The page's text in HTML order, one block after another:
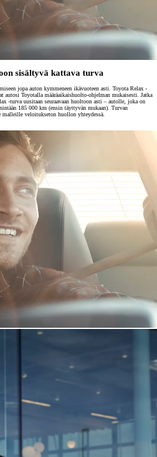
sisältyvä kattava turva
jopa auton kymmeneen ikävuoteen asti. Toyota Relax -
Toyotalla määräaikaishuolto-ohjelman mukaisesti. Jatka
-turva uusitaan seuraavaan huoltoon asti – autolle, joka on
185 000 km (ensin täyttyvän mukaan). Turvan
veloitukseton huollon yhteydessä.